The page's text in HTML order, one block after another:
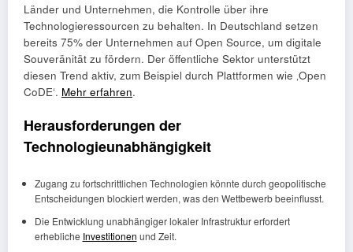
Länder und Unternehmen, die Kontrolle über ihre
Technologieressourcen zu behalten. In Deutschland setzen
bereits 75% der Unternehmen auf Open Source, um digitale
Souveränität zu fördern. Der öffentliche Sektor unterstützt
diesen Trend aktiv, zum Beispiel durch Plattformen wie ‚Open
CoDE‘. Mehr erfahren.
Herausforderungen der
Technologieunabhängigkeit
Zugang zu fortschrittlichen Technologien könnte durch geopolitische
Entscheidungen blockiert werden, was den Wettbewerb beeinflusst.
Die Entwicklung unabhängiger lokaler Infrastruktur erfordert
erhebliche Investitionen und Zeit.